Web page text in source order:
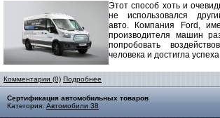
Этот способ хоть и
не использовался
авто. Компания Ford,
производителя машин
попробовать
человека и достигла
Комментарии (0) Подробнее
Сертификация автомобильных товаров
Категория: Автомобили 38